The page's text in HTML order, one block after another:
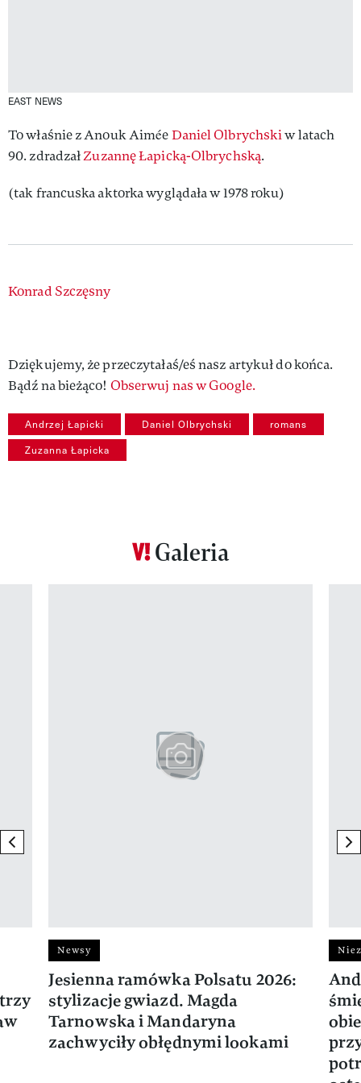
EAST NEWS
To właśnie z Anouk AiméeDaniel Olbrychskiw latach
90. zdradzałZuzannę Łapicką-Olbrychską.
(tak francuska aktorka wyglądała w 1978 roku)
Authors
Konrad Szczęsny
Dziękujemy, że przeczytałaś/eś nasz artykuł do końca.
Bądź na bieżąco! Obserwuj nas w Google.
Andrzej Łapicki Daniel Olbrychski romans
Zuzanna Łapicka
Galeria
previous element
Newsy
Jesienna ramówka Polsatu 2026:
stylizacje gwiazd. Magda
Tarnowska i Mandaryna
zachwyciły obłędnymi lookami